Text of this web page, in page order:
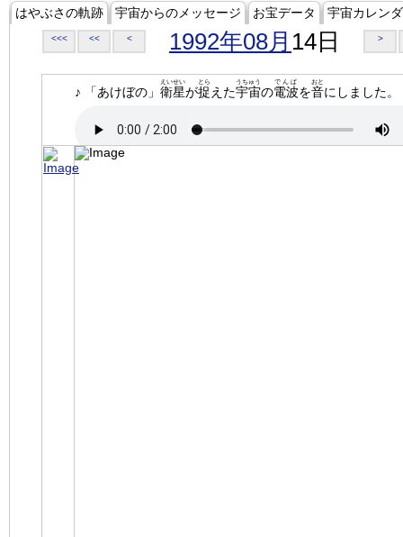
はやぶさの軌跡 宇宙からのメッセージ お宝データ 宇宙カレン
<<< << < 1992年08月 14日 >
♪ 「あけぼの」 衛星
えいせい
が捉
とら
えた宇宙
うちゅう
の電波
でんぱ
を音
おと
にしました。